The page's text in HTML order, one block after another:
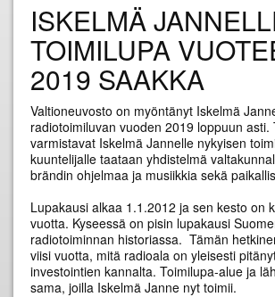
ISKELMÄ
TOIMILUPA
2019 SAAKKA
Valtioneuvosto on myöntänyt Iskelmä
radiotoimiluvan vuoden 2019 loppuun asti.
varmistavat Iskelmä Jannelle nykyisen
kuuntelijalle taataan yhdistelmä
brändin ohjelmaa ja musiikkia sekä
Lupakausi alkaa 1.1.2012 ja sen kesto on
vuotta. Kyseessä on pisin lupakausi
radiotoiminnan historiassa. Tämän
viisi vuotta, mitä radioala on yleisesti
investointien kannalta. Toimilupa-alue ja
sama, joilla Iskelmä Janne nyt toimii.